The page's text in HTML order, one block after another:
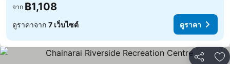
จาก ฿1,108
ดูราคาจาก 7 เว็บไซต์ ดูราคา
แชร์